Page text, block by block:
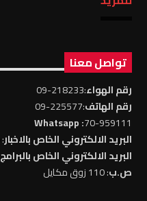
تواصل معنا
رقم الهواء:218233-09
رقم الهاتف:225577-09
70-959111
: Whatsapp
البريد الالكتروني الخاص بالاخبار: news@rll.com.lb
البريد الالكتروني الخاص بالبرامج
ص.ب: 110 زوق مكايل